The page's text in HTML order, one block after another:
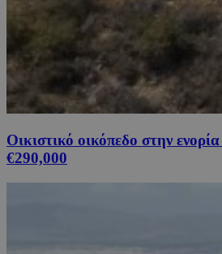
Οικιστικό οικόπεδο στην
€290,000